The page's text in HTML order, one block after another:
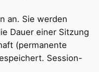
an. Sie werden
Dauer einer Sitzung
(permanente
Session-